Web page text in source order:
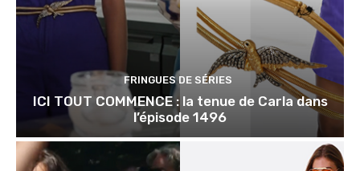
FRINGUES DE SÉRIES
ICI TOUT COMMENCE : la tenue de Carla dans
l’épisode 1496